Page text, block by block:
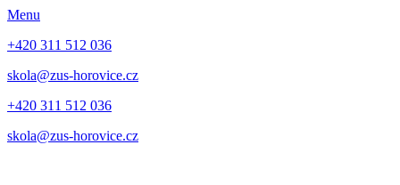
Menu
+420 311 512 036
skola@zus-horovice.cz
+420 311 512 036
skola@zus-horovice.cz